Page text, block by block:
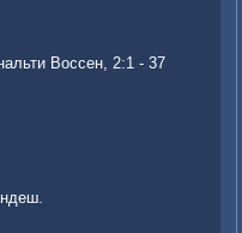
Воссен, 2:1 - 37